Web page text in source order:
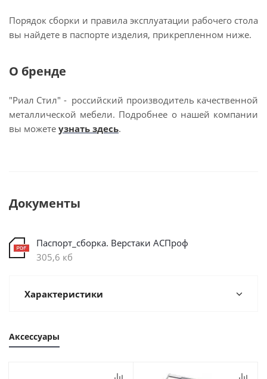
Порядок сборки и правила эксплуатации рабочего стола
вы найдете в паспорте изделия, прикрепленном ниже.
О бренде
"Риал Стил" - российский производитель качественной
металлической мебели. Подробнее о нашей компании
вы можете узнать здесь.
Документы
Паспорт_сборка. Верстаки АСПроф
305,6 кб
Характеристики
Аксессуары